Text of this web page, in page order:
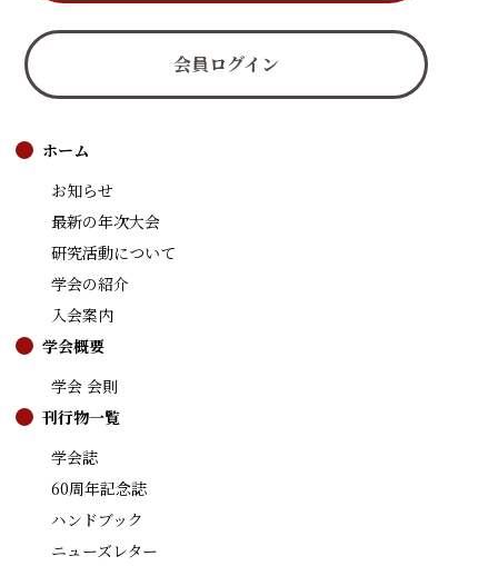
会員ログイン
ホーム
お知らせ
最新の年次大会
研究活動について
学会の紹介
入会案内
学会概要
学会 会則
刊行物一覧
学会誌
60周年記念誌
ハンドブック
ニューズレター